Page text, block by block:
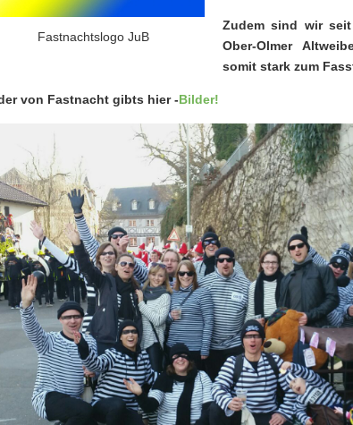
Fastnachtslogo JuB
Zudem sind wir
Ober-Olmer
somit stark zum
von Fastnacht gibts hier -Bilder!